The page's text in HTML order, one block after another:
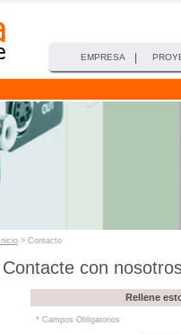
EMPRESA
Inicio> Contacto
Contacte con
Rellene
* Campos Obligatorios